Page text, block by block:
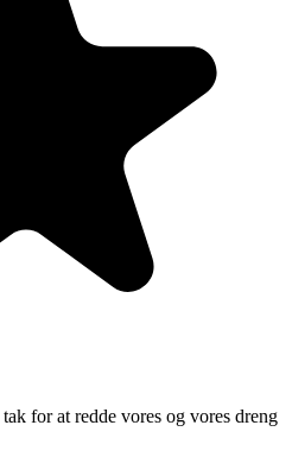
for at redde vores og vores dreng